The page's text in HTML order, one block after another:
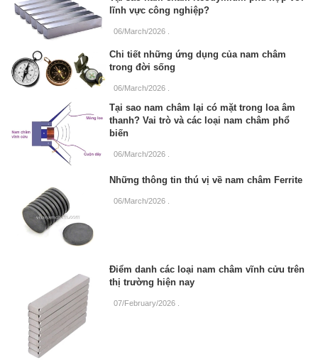
lĩnh vực công nghiệp?
06/March/2026
Chi tiết những ứng dụng của nam châm
trong đời sống
06/March/2026
Tại sao nam châm lại có mặt trong loa âm
thanh? Vai trò và các loại nam châm phổ
biến
06/March/2026
Những thông tin thú vị về nam châm Ferrite
06/March/2026
Điểm danh các loại nam châm vĩnh cửu trên
thị trường hiện nay
07/February/2026